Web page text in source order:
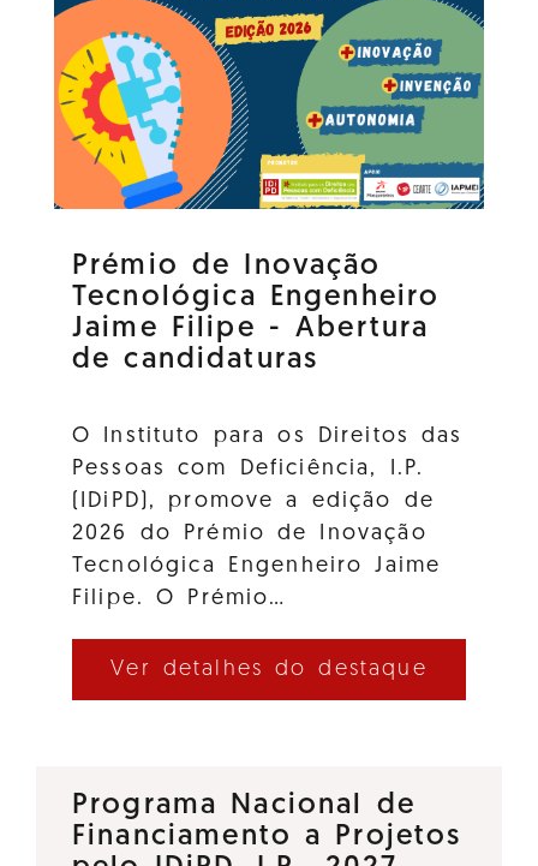
Prémio de Inovação
Tecnológica Engenheiro
Jaime Filipe - Abertura
de candidaturas
O Instituto para os Direitos das
Pessoas com Deficiência, I.P.
(IDiPD), promove a edição de
2026 do Prémio de Inovação
Tecnológica Engenheiro Jaime
Filipe. O Prémio…
Ver detalhes do destaque
Programa Nacional de
Financiamento a Projetos